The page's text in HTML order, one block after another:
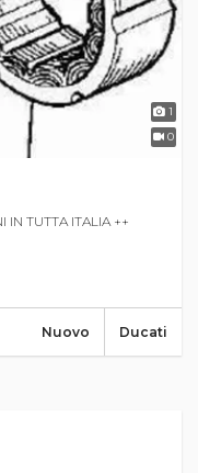
1
0
TUTTA ITALIA ++
Ducati
Nuovo